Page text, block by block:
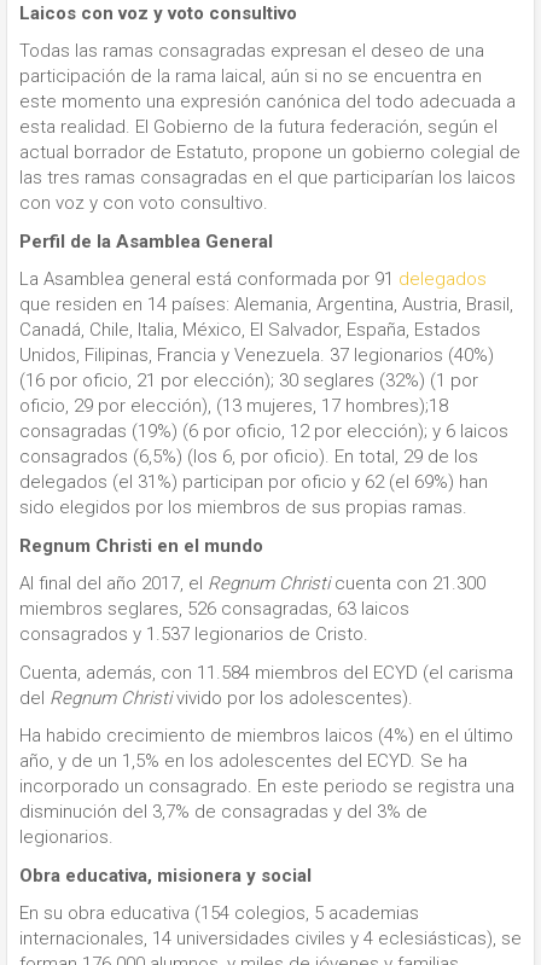
Laicos con voz y voto consultivo
Todas las ramas consagradas expresan el deseo de una
participación de la rama laical, aún si no se encuentra en
este momento una expresión canónica del todo adecuada a
esta realidad. El Gobierno de la futura federación, según el
actual borrador de Estatuto, propone un gobierno colegial de
las tres ramas consagradas en el que participarían los laicos
con voz y con voto consultivo.
Perfil de la Asamblea General
La Asamblea general está conformada por 91 delegados
que residen en 14 países: Alemania, Argentina, Austria, Brasil,
Canadá, Chile, Italia, México, El Salvador, España, Estados
Unidos, Filipinas, Francia y Venezuela. 37 legionarios (40%)
(16 por oficio, 21 por elección); 30 seglares (32%) (1 por
oficio, 29 por elección), (13 mujeres, 17 hombres);18
consagradas (19%) (6 por oficio, 12 por elección); y 6 laicos
consagrados (6,5%) (los 6, por oficio). En total, 29 de los
delegados (el 31%) participan por oficio y 62 (el 69%) han
sido elegidos por los miembros de sus propias ramas.
Regnum Christi en el mundo
Al final del año 2017, el Regnum Christicuenta con 21.300
miembros seglares, 526 consagradas, 63 laicos
consagrados y 1.537 legionarios de Cristo.
Cuenta, además, con 11.584 miembros del ECYD (el carisma
del Regnum Christivivido por los adolescentes).
Ha habido crecimiento de miembros laicos (4%) en el último
año, y de un 1,5% en los adolescentes del ECYD. Se ha
incorporado un consagrado. En este periodo se registra una
disminución del 3,7% de consagradas y del 3% de
legionarios.
Obra educativa, misionera y social
En su obra educativa (154 colegios, 5 academias
internacionales, 14 universidades civiles y 4 eclesiásticas), se